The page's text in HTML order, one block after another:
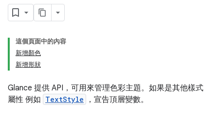
這個頁面中的內容
新增顏色
新增形狀
Glance 提供 API，可用來管理色彩主題。如果是其他樣式
屬性 例如 TextStyle ，宣告頂層變數。